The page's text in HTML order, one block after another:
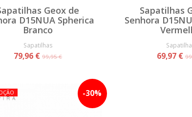
Geox de
D15NUA Spherica
Branco
Sapatilhas
79,96 €99,95 €
Sapatilhas
Senhora
69,97 €
-30%